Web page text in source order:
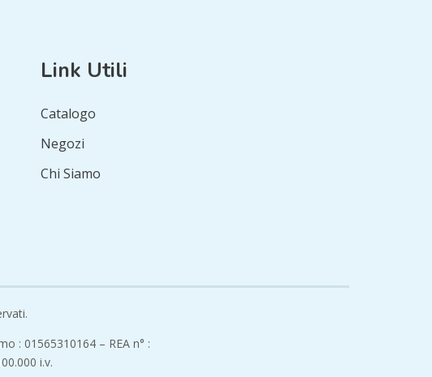
Link Utili
Catalogo
Negozi
Chi Siamo
: 01565310164 – REA n° :
i.v.